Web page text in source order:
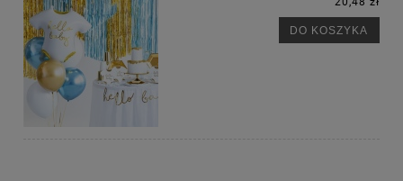
DO KOSZYKA